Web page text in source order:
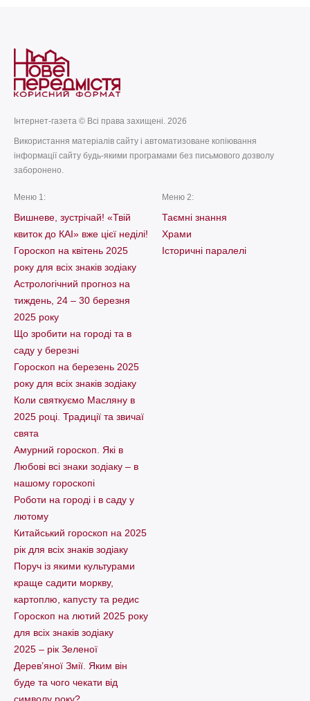
Інтернет-газета © Всі права захищені. 2026
Використання матеріалів сайту і автоматизоване копіювання
інформації сайту будь-якими програмами без письмового дозволу
заборонено.
Меню 1:
Вишневе, зустрічай! «Твій
квиток до КАІ» вже цієї неділі!
Гороскоп на квітень 2025
року для всіх знаків зодіаку
Астрологічний прогноз на
тиждень, 24 – 30 березня
2025 року
Що зробити на городі та в
саду у березні
Гороскоп на березень 2025
року для всіх знаків зодіаку
Коли святкуємо Масляну в
2025 році. Традиції та звичаї
свята
Амурний гороскоп. Які в
Любові всі знаки зодіаку – в
нашому гороскопі
Pоботи на городі і в саду у
лютому
Китайський гороскоп на 2025
рік для всіх знаків зодіаку
Поруч із якими культурами
краще садити моркву,
картоплю, капусту та редис
Гороскоп на лютий 2025 року
для всіх знаків зодіаку
2025 – рік Зеленої
Дерев’яної Змії. Яким він
буде та чого чекати від
символу року?
Меню 2:
Таємні знання
Храми
Історичні паралелі